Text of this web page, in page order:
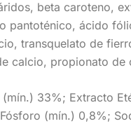
beta caroteno,
pantoténico, ácido
transquelato de
calcio, propionato
33%; Extracto
(mín.) 0,8%;